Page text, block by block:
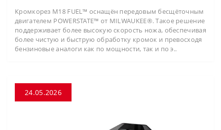
Кромкорез M18 FUEL™ оснащён передовым бесщёточным
двигателем POWERSTATE™ от MILWAUKEE®. Такое решение
поддерживает более высокую скорость ножа, обеспечивая
более чистую и быструю обработку кромок и превосходя
бензиновые аналоги как по мощности, так и по э..
24.05.2026